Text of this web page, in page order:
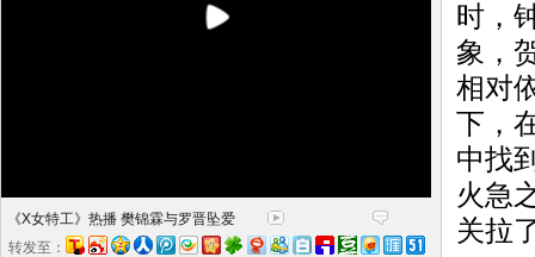
《X女特工》热播 樊锦霖与罗晋坠爱
转发至：
时，
象，
相对
下，
中找
火急
关拉